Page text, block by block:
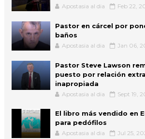
Apostasia al dia Feb 22,
Pastor en cárcel por
baños
Apostasia al dia Jan 06,
Pastor Steve Lawson
puesto por relación
inapropiada
Apostasia al dia Sept 19,
El libro más vendido en
para pedófilos
Apostasia al dia Jul 25,